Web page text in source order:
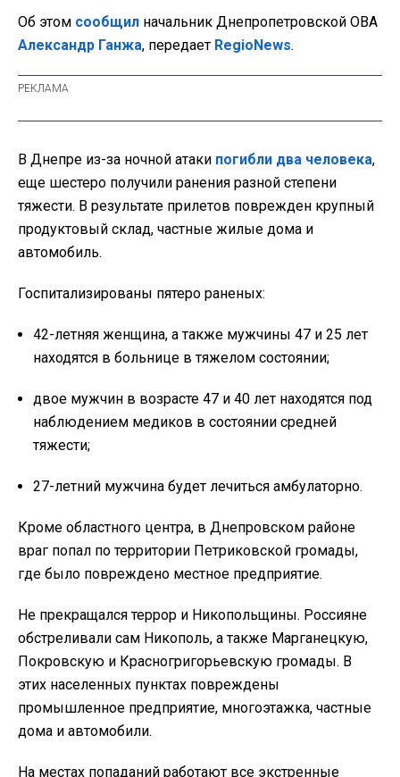
Об этом сообщил начальник Днепропетровской ОВА
Александр Ганжа, передает RegioNews.
В Днепре из-за ночной атаки погибли два человека,
еще шестеро получили ранения разной степени
тяжести. В результате прилетов поврежден крупный
продуктовый склад, частные жилые дома и
автомобиль.
Госпитализированы пятеро раненых:
42-летняя женщина, а также мужчины 47 и 25 лет
находятся в больнице в тяжелом состоянии;
двое мужчин в возрасте 47 и 40 лет находятся под
наблюдением медиков в состоянии средней
тяжести;
27-летний мужчина будет лечиться амбулаторно.
Кроме областного центра, в Днепровском районе
враг попал по территории Петриковской громады,
где было повреждено местное предприятие.
Не прекращался террор и Никопольщины. Россияне
обстреливали сам Никополь, а также Марганецкую,
Покровскую и Красногригорьевскую громады. В
этих населенных пунктах повреждены
промышленное предприятие, многоэтажка, частные
дома и автомобили.
На местах попаданий работают все экстренные